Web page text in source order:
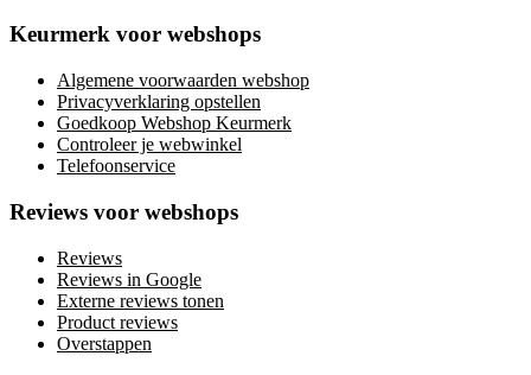
Keurmerk voor webshops
Algemene voorwaarden webshop
Privacyverklaring opstellen
Goedkoop Webshop Keurmerk
Controleer je webwinkel
Telefoonservice
Reviews voor webshops
Reviews
Reviews in Google
Externe reviews tonen
Product reviews
Overstappen